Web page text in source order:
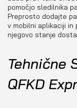
pomočjo sledilnika
Preprosto dodajte
v mobilni aplikaciji
njegovo stanje
Tehnične
QFKD